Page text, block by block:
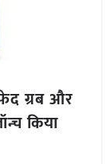
ग्रब और
किया